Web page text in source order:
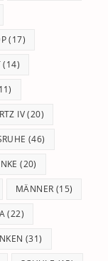
(17)
(14)
IV(20)
(46)
(20)
MÄNNER (15)
(22)
(31)